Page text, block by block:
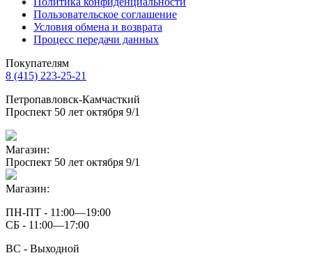
Пользовательское соглашение
Условия обмена и возврата
Процесс передачи данных
Покупателям
8 (415) 223-25-21
Петропавловск-Камчасткий
Проспект 50 лет октября 9/1
Магазин:
Проспект 50 лет октября 9/1
Магазин:
ПН-ПТ - 11:00—19:00
СБ - 11:00—17:00
ВС - Выходной